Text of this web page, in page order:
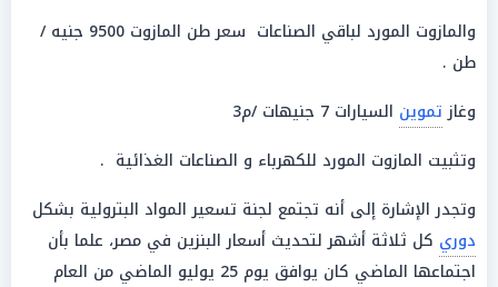
والمازوت المورد لباقي الصناعات سعر طن المازوت 9500 جنيه /
طن .
وغازتموين السيارات 7 جنيهات /م3
وتثبيت المازوت المورد للكهرباء و الصناعات الغذائية .
وتجدر الإشارة إلى أنه تجتمع لجنة تسعير المواد البترولية بشكل
دوري كل ثلاثة أشهر لتحديث أسعار البنزين في مصر، علما بأن
اجتماعها الماضي كان يوافق يوم 25 يوليو الماضي من العام